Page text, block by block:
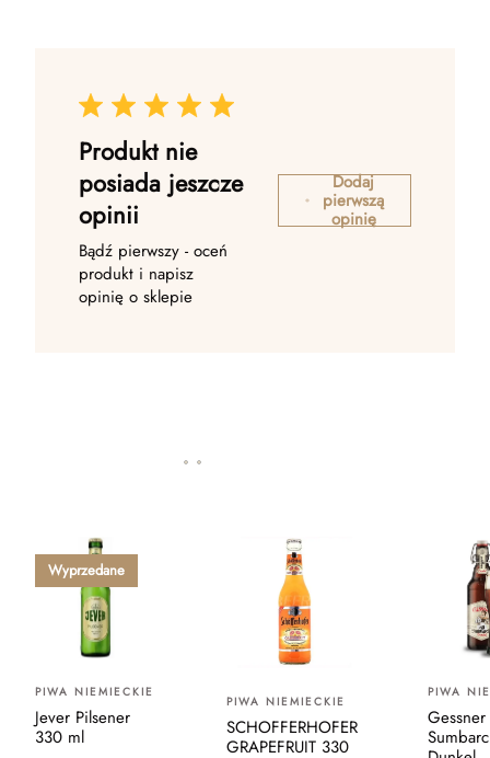
Produkt nie
posiada jeszcze
opinii
Bądź pierwszy - oceń
produkt i napisz
opinię o sklepie
Dodaj
pierwszą
opinię
Wyprzedane
PIWA NIEMIECKIE
Jever Pilsener
330 ml
PIWA NIEMIECKIE
SCHOFFERHOFER
GRAPEFRUIT 330
PIWA